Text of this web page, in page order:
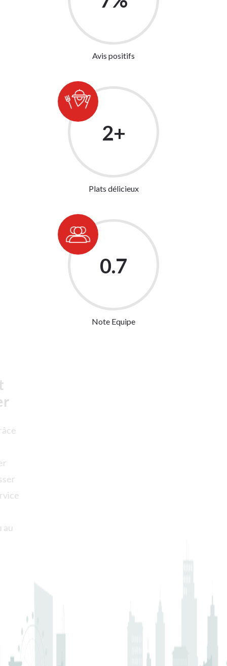
Avis positifs
24+
Plats délicieux
9.8
Note Equipe
proposons des plats à emporter
Savourez nos délicieux plats où que vous soyez grâce
chez vous en un rien de temps. Préférez-vous passer
chercher votre commande ? Profitez de notre service
spécialités tunisiennes directement chez vous ou au